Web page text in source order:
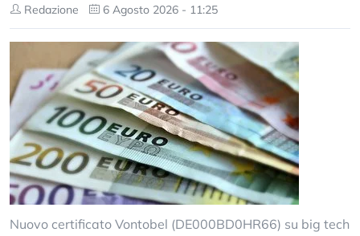
Redazione 6 Agosto 2026 - 11:25
Nuovo certificato Vontobel (DE000BD0HR66) su big tech